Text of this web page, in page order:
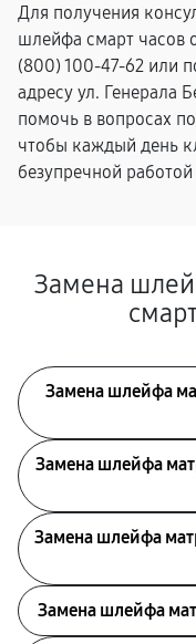
Для получения
шлейфа смарт часов
(800) 100-47-62 или
адресу ул. Генерала
помочь в вопросах
чтобы каждый день
безупречной работой
Замена
Замена шлейфа
Замена шлейфа
Замена шлейфа
Замена шлейфа